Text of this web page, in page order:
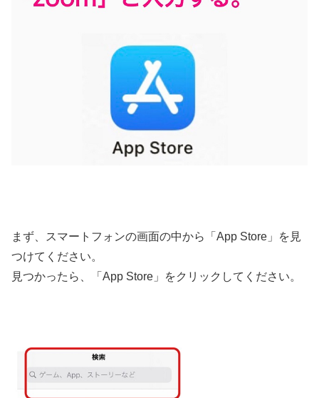
まず、スマートフォンの画面の中から「App Store」を見
つけてください。
見つかったら、「App Store」をクリックしてください。